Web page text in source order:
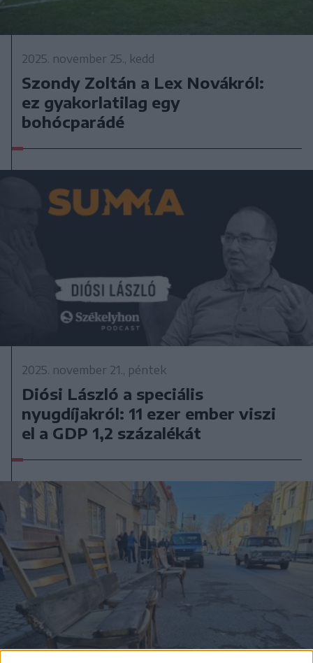
2025. november 25., kedd
Szondy Zoltán a Lex Novákról:
ez gyakorlatilag egy
bohócparádé
2025. november 21., péntek
Diósi László a speciális
nyugdíjakról: 11 ezer ember viszi
el a GDP 1,2 százalékát